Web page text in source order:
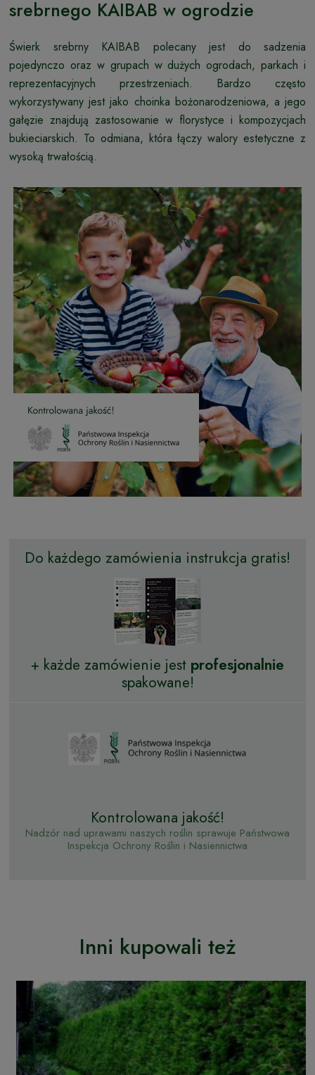
srebrnego KAIBAB w ogrodzie
Świerk srebrny KAIBAB polecany jest do sadzenia
pojedynczo oraz w grupach w dużych ogrodach, parkach i
reprezentacyjnych przestrzeniach. Bardzo często
wykorzystywany jest jako choinka bożonarodzeniowa, a jego
gałęzie znajdują zastosowanie w florystyce i kompozycjach
bukieciarskich. To odmiana, która łączy walory estetyczne z
wysoką trwałością.
Do każdego zamówienia instrukcja gratis!
+ każde zamówienie jest profesjonalnie
spakowane!
Kontrolowana jakość!
Nadzór nad uprawami naszych roślin sprawuje Państwowa
Inspekcja Ochrony Roślin i Nasiennictwa
Inni kupowali też